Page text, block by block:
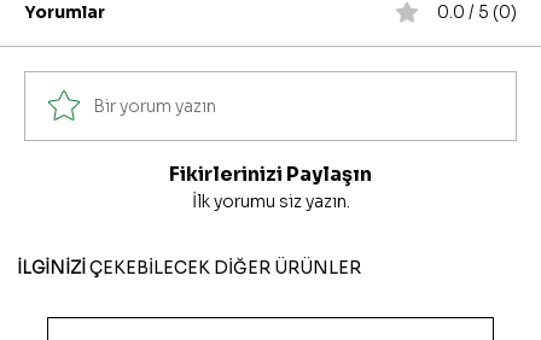
Yorumlar 0.0 / 5 (0)
Bir yorum yazın
Fikirlerinizi Paylaşın
İlk yorumu siz yazın.
İLGİNİZİÇEKEBİLECEK DİĞER ÜRÜNLER